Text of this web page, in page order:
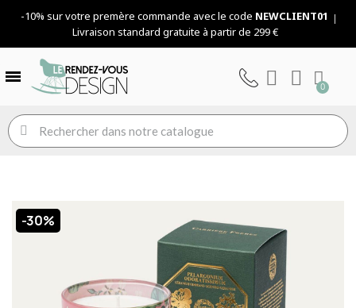
-10% sur votre premère commande avec le code NEWCLIENT01
Livraison standard gratuite à partir de 299 €
-30%